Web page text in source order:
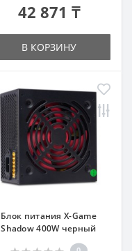
42 871 ₸
В КОРЗИНУ
Блок питания X-Game
Shadow 400W черный